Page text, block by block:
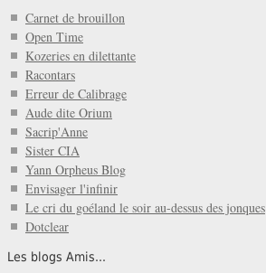
Carnet de brouillon
Open Time
Kozeries en dilettante
Racontars
Erreur de Calibrage
Aude dite Orium
Sacrip'Anne
Sister CIA
Yann Orpheus Blog
Envisager l'infinir
Le cri du goéland le soir au-dessus des jonques
Dotclear
Les blogs Amis...